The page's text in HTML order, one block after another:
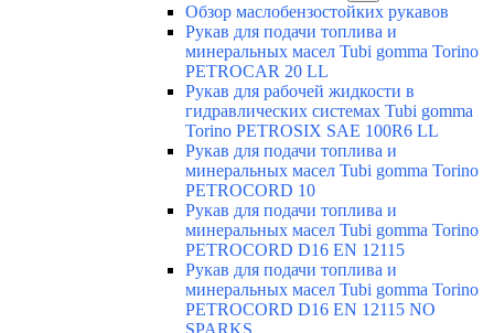
Обзор маслобензостойких рукавов
Рукав для подачи топлива и
минеральных масел Tubi gomma Torino
PETROCAR 20 LL
Рукав для рабочей жидкости в
гидравлических системах Tubi gomma
Torino PETROSIX SAE 100R6 LL
Рукав для подачи топлива и
минеральных масел Tubi gomma Torino
PETROCORD 10
Рукав для подачи топлива и
минеральных масел Tubi gomma Torino
PETROCORD D16 EN 12115
Рукав для подачи топлива и
минеральных масел Tubi gomma Torino
PETROCORD D16 EN 12115 NO
SPARKS